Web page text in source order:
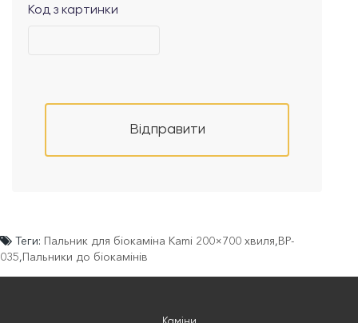
Код з картинки
Відправити
Теги: Пальник для біокаміна Kami 200×700 хвиля,BP-
035,Пальники до біокамінів